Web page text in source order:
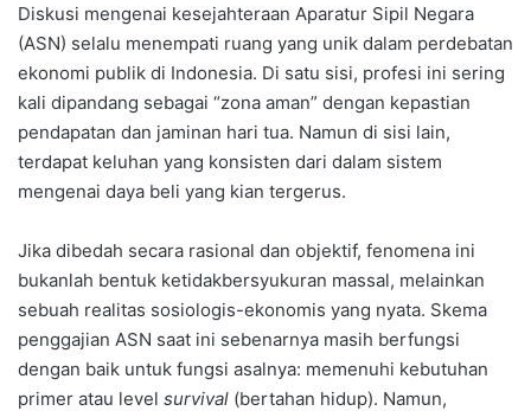
Diskusi mengenai kesejahteraan Aparatur Sipil Negara
(ASN) selalu menempati ruang yang unik dalam perdebatan
ekonomi publik di Indonesia. Di satu sisi, profesi ini sering
kali dipandang sebagai “zona aman” dengan kepastian
pendapatan dan jaminan hari tua. Namun di sisi lain,
terdapat keluhan yang konsisten dari dalam sistem
mengenai daya beli yang kian tergerus.
Jika dibedah secara rasional dan objektif, fenomena ini
bukanlah bentuk ketidakbersyukuran massal, melainkan
sebuah realitas sosiologis-ekonomis yang nyata. Skema
penggajian ASN saat ini sebenarnya masih berfungsi
dengan baik untuk fungsi asalnya: memenuhi kebutuhan
primer atau level survival (bertahan hidup). Namun,